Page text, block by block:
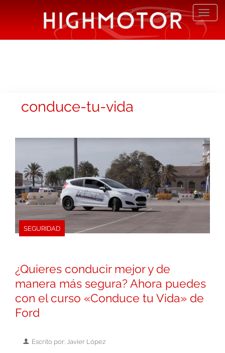
conduce-tu-vida
SEGURIDAD
¿Quieres conducir mejor y de
manera más segura? Ahora puedes
con el curso «Conduce tu Vida» de
Ford
Escrito por: Javier López